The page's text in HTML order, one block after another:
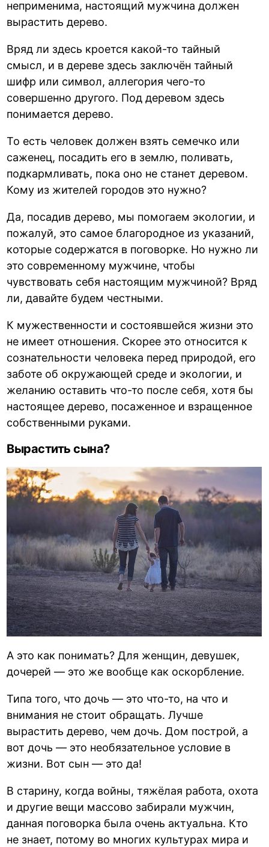
неприменима, настоящий мужчина должен
вырастить дерево.
Вряд ли здесь кроется какой-то тайный
смысл, и в дереве здесь заключён тайный
шифр или символ, аллегория чего-то
совершенно другого. Под деревом здесь
понимается дерево.
То есть человек должен взять семечко или
саженец, посадить его в землю, поливать,
подкармливать, пока оно не станет деревом.
Кому из жителей городов это нужно?
Да, посадив дерево, мы помогаем экологии, и
пожалуй, это самое благородное из указаний,
которые содержатся в поговорке. Но нужно ли
это современному мужчине, чтобы
чувствовать себя настоящим мужчиной? Вряд
ли, давайте будем честными.
К мужественности и состоявшейся жизни это
не имеет отношения. Скорее это относится к
сознательности человека перед природой, его
заботе об окружающей среде и экологии, и
желанию оставить что-то после себя, хотя бы
настоящее дерево, посаженное и взращенное
собственными руками.
Вырастить сына?
А это как понимать? Для женщин, девушек,
дочерей — это же вообще как оскорбление.
Типа того, что дочь — это что-то, на что и
внимания не стоит обращать. Лучше
вырастить дерево, чем дочь. Дом построй, а
вот дочь — это необязательное условие в
жизни. Вот сын — это да!
В старину, когда войны, тяжёлая работа, охота
и другие вещи массово забирали мужчин,
данная поговорка была очень актуальна. Кто
не знает, потому во многих культурах мира и